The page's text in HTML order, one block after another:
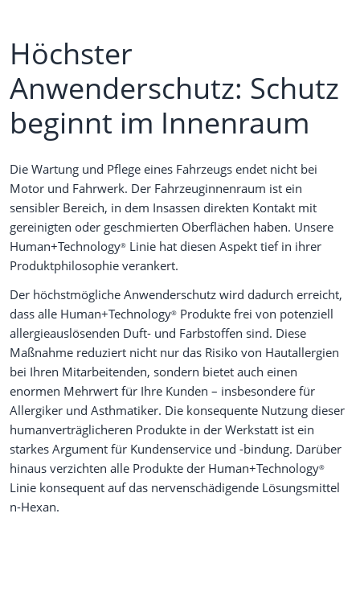
Wartungssprays
Werkzeug
Klimaanlage
SCR System
Ratgeber
Help-Center
Division Private Brand Technics
Division Sports
Höchster
Anwenderschutz: Schutz
beginnt im Innenraum
Die Wartung und Pflege eines Fahrzeugs endet nicht bei
Motor und Fahrwerk. Der Fahrzeuginnenraum ist ein
sensibler Bereich, in dem Insassen direkten Kontakt mit
gereinigten oder geschmierten Oberflächen haben. Unsere
Human+Technology® Linie hat diesen Aspekt tief in ihrer
Produktphilosophie verankert.
Der höchstmögliche Anwenderschutz wird dadurch erreicht,
dass alle Human+Technology® Produkte frei von potenziell
allergieauslösenden Duft- und Farbstoffen sind. Diese
Maßnahme reduziert nicht nur das Risiko von Hautallergien
bei Ihren Mitarbeitenden, sondern bietet auch einen
enormen Mehrwert für Ihre Kunden – insbesondere für
Allergiker und Asthmatiker. Die konsequente Nutzung dieser
humanverträglicheren Produkte in der Werkstatt ist ein
starkes Argument für Kundenservice und -bindung. Darüber
hinaus verzichten alle Produkte der Human+Technology®
Linie konsequent auf das nervenschädigende Lösungsmittel
n-Hexan.